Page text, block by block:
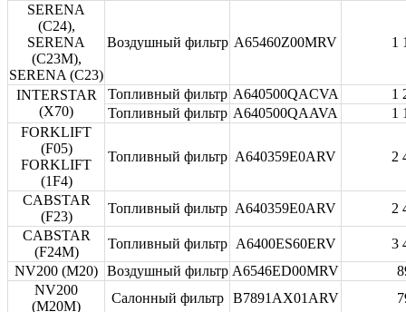
SERENA
(C24),
SERENA
(C23M),
SERENA (C23)
Воздушный фильтр A65460Z00MRV 1
INTERSTAR
(X70)
Топливный фильтр A640500QACVA
1
Топливный фильтр A640500QAAVA
1
FORKLIFT
(F05)
FORKLIFT
(1F4)
Топливный фильтр A640359E0ARV 2
CABSTAR
(F23)
Топливный фильтр A640359E0ARV
2
CABSTAR
(F24M)
Топливный фильтр A6400ES60ERV
3
NV200 (M20) Воздушный фильтр A6546ED00MRV
NV200
(M20M)
Салонный фильтр B7891AX01ARV